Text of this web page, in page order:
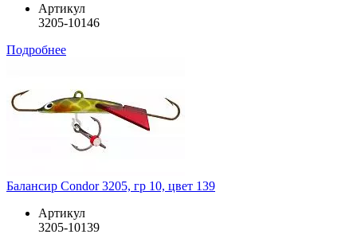
Артикул
3205-10146
Подробнее
Балансир Condor 3205, гр 10, цвет 139
Артикул
3205-10139